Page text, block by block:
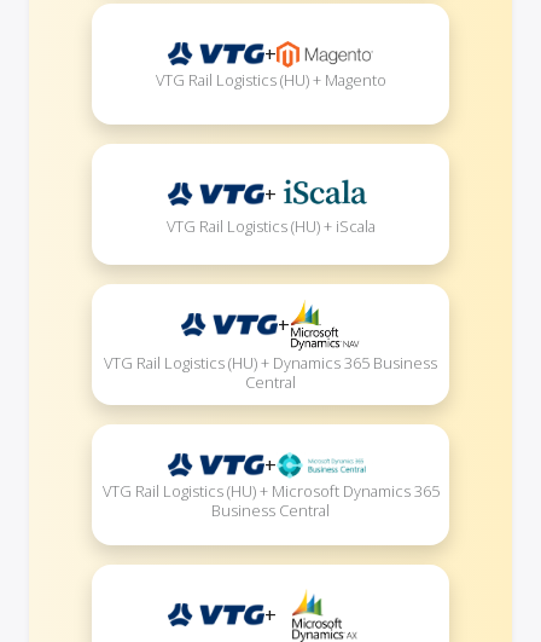
+
VTG Rail Logistics (HU) + Magento
+
VTG Rail Logistics (HU) + iScala
+
VTG Rail Logistics (HU) + Dynamics 365 Business
Central
+
VTG Rail Logistics (HU) + Microsoft Dynamics 365
Business Central
+